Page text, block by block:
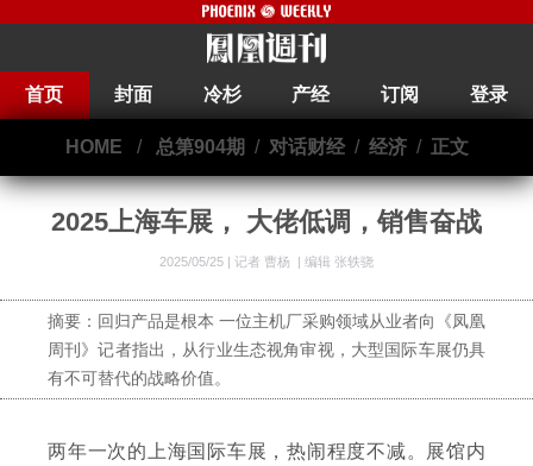
首页 封面 冷杉 产经 订阅 登录
HOME / 总第904期 / 对话财经/ 经济/ 正文
2025上海车展， 大佬低调，销售奋战
2025/05/25 | 记者 曹杨 编辑 张轶骁
摘要：回归产品是根本 一位主机厂采购领域从业者向《凤凰
周刊》记者指出，从行业生态视角审视，大型国际车展仍具
有不可替代的战略价值。
两年一次的上海国际车展，热闹程度不减。展馆内